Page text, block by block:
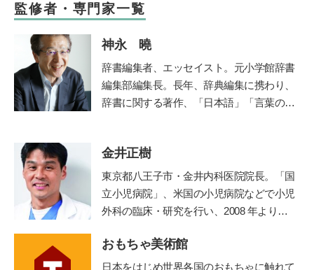
監修者・専門家一覧
神永 曉
辞書編集者、エッセイスト。元小学館辞書
編集部編集長。長年、辞典編集に携わり、
辞書に関する著作、「日本語」「言葉の使
（時事通信社/角川ソフィア文庫）『さら
に悩ましい国語辞典』（時事通信社）、
『微妙におかしな日本語』『辞書編集、三
十七年』（いずれも草思社）、『一生もの
選ぶ 美しい日本語101』（時事通信
社）。監修に『こどもたちと楽しむ 知れ
金井正樹
東京都八王子市・金井内科医院院長。「国
立小児病院」、米国の小児病院などで小児
外科の臨床・研究を行い、2008 年より現
外科。保育園の園医、小・中学校の校医も
務める。
おもちゃ美術館
日本をはじめ世界各国のおもちゃに触れて